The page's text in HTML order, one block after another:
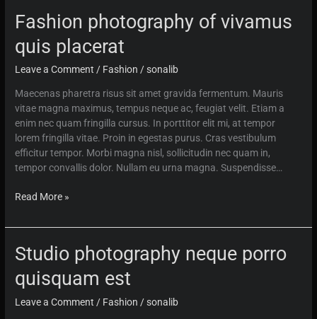
ultrices
mollis
faucibus
Fashion photography of vivamus
quis placerat
Leave a Comment / Fashion /sonalib
Maecenas pharetra risus sit amet gravida fermentum. Mauris
vitae magna maximus, tempus neque ac, feugiat velit. Etiam a
enim nec quam fringilla cursus. In porttitor elit mi, at tempor
lorem fringilla vitae. Proin in egestas purus. Cras vestibulum
efficitur tempor. Morbi magna nisl, sollicitudin nec quam in,
tempor convallis dolor. Nullam eu urna magna. Suspendisse…
Fashion
of
quis
placerat
Read More »
Studio photography neque porro
quisquam est
Leave a Comment / Fashion /sonalib